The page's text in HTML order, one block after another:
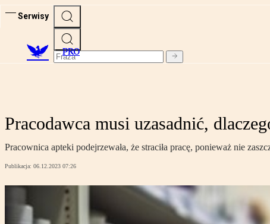
Serwisy
PRO
Pracodawca musi uzasadnić,
Pracownica apteki podejrzewała, że straciła pracę, ponieważ nie
Publikacja: 06.12.2023 07:26